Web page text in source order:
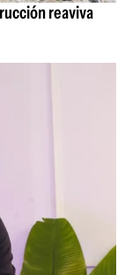
reaviva